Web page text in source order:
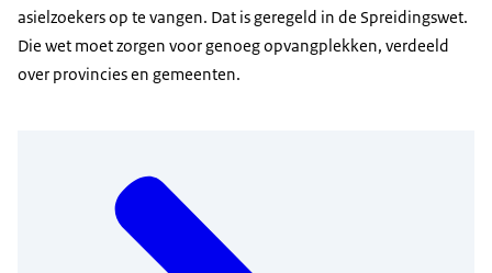
asielzoekers op te vangen. Dat is geregeld in de Spreidingswet.
Die wet moet zorgen voor genoeg opvangplekken, verdeeld
over provincies en gemeenten.